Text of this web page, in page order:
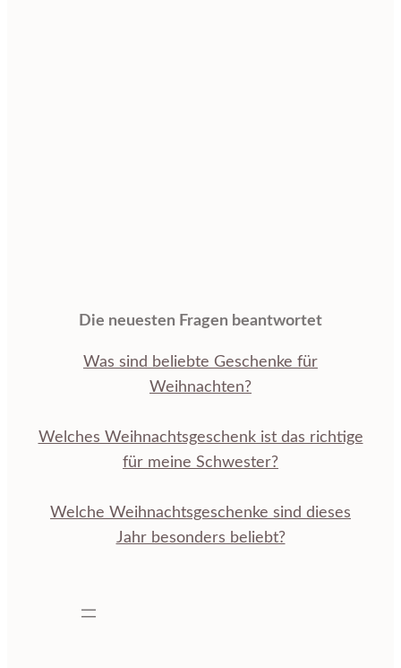
Die neuesten Fragen beantwortet
Was sind beliebte Geschenke für
Weihnachten?
Welches Weihnachtsgeschenk ist das richtige
für meine Schwester?
Welche Weihnachtsgeschenke sind dieses
Jahr besonders beliebt?